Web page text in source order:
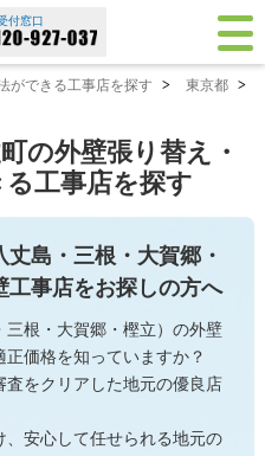
付窓口
ができる工事店を探す > 東京都 >
の外壁張り替え・
工事店を探す
島・三根・大賀郷・
工事店をお探しの方へ
根・大賀郷・樫立）の外壁
価格を知っていますか？
をクリアした地元の優良店
安心して任せられる地元の